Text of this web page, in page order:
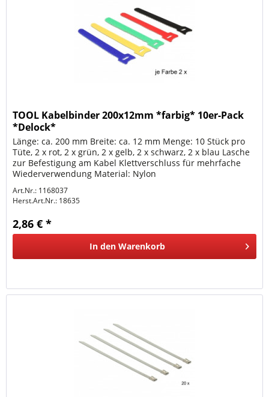
TOOL Kabelbinder 200x12mm *farbig* 10er-Pack
*Delock*
Länge: ca. 200 mm Breite: ca. 12 mm Menge: 10 Stück pro
Tüte, 2 x rot, 2 x grün, 2 x gelb, 2 x schwarz, 2 x blau Lasche
zur Befestigung am Kabel Klettverschluss für mehrfache
Wiederverwendung Material: Nylon
Art.Nr.: 1168037
Herst.Art.Nr.: 18635
2,86 € *
In den Warenkorb